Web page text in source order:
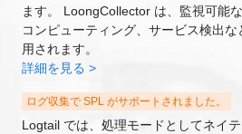
ます。 LoongCollector は、監視可能
コンピューティング、サービス検出
用されます。
詳細を見る >
ログ収集で SPL がサポートされました。
Logtail では、処理モードとしてネイ